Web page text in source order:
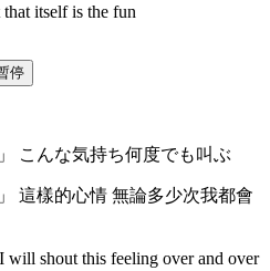
itself is the fun
停
こんな気持ち何度でも叫ぶ
」 這樣的心情 無論多少次我都會
shout this feeling over and over